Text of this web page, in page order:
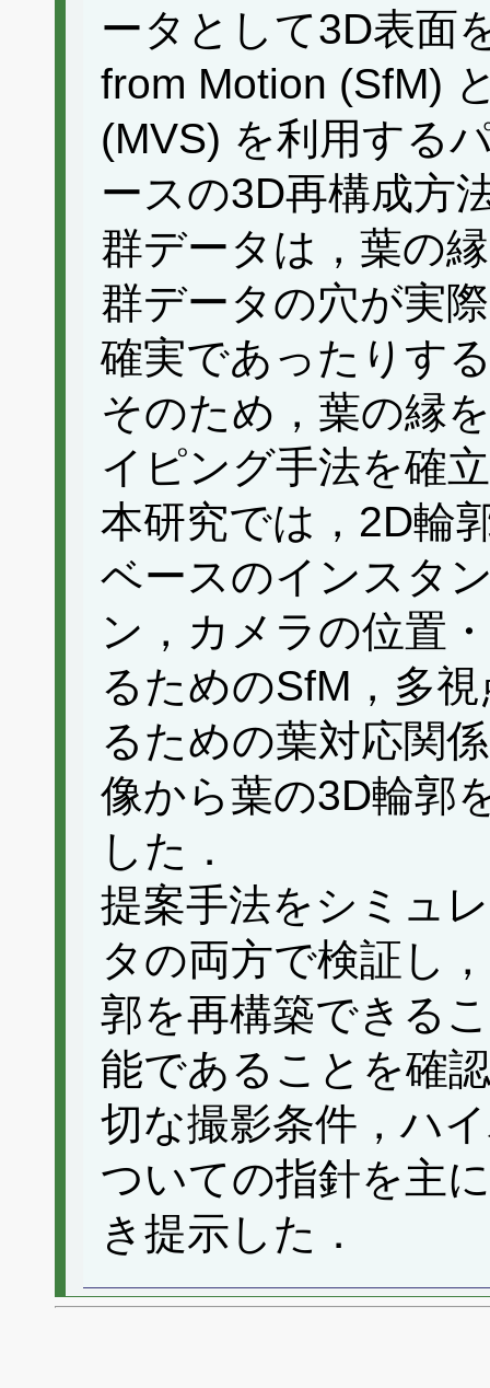
ータとして3D表面
from Motion (SfM)
(MVS) を利用する
ースの3D再構成方
群データは，葉の
群データの穴が実
確実であったりす
そのため，葉の縁
イピング手法を確
本研究では，2D輪
ベースのインスタ
ン，カメラの位置
るためのSfM，多
るための葉対応関
像から葉の3D輪郭
した．
提案手法をシミュ
タの両方で検証し
郭を再構築できる
能であることを確
切な撮影条件，ハ
ついての指針を主
き提示した．